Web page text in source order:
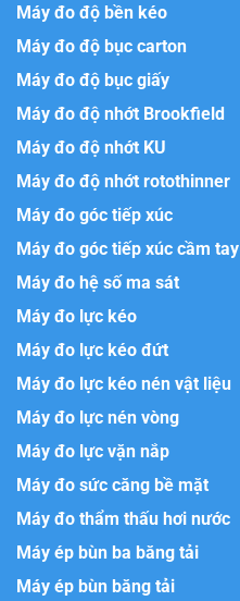
Máy đo độ bền kéo
Máy đo độ bục carton
Máy đo độ bục giấy
Máy đo độ nhớt Brookfield
Máy đo độ nhớt KU
Máy đo độ nhớt rotothinner
Máy đo góc tiếp xúc
Máy đo góc tiếp xúc cầm tay
Máy đo hệ số ma sát
Máy đo lực kéo
Máy đo lực kéo đứt
Máy đo lực kéo nén vật liệu
Máy đo lực nén vòng
Máy đo lực vặn nắp
Máy đo sức căng bề mặt
Máy đo thẩm thấu hơi nước
Máy ép bùn ba băng tải
Máy ép bùn băng tải